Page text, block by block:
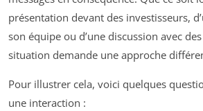
présentation devant des investisseurs,
son équipe ou d’une discussion avec
situation demande une approche
Pour illustrer cela, voici quelques
une interaction :